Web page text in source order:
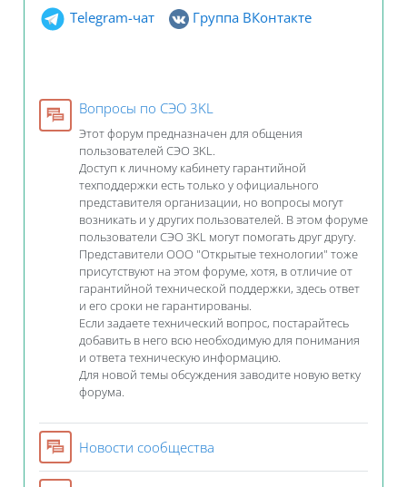
Telegram-чат Группа ВКонтакте
Вопросы по СЭО 3KL
Этот форум предназначен для общения
пользователей СЭО 3KL.
Доступ к личному кабинету гарантийной
техподдержки есть только у официального
представителя организации, но вопросы могут
возникать и у других пользователей. В этом форуме
пользователи СЭО 3KL могут помогать друг другу.
Представители ООО "Открытые технологии" тоже
присутствуют на этом форуме, хотя, в отличие от
гарантийной технической поддержки, здесь ответ
и его сроки не гарантированы.
Если задаете технический вопрос, постарайтесь
добавить в него всю необходимую для понимания
и ответа техническую информацию.
Для новой темы обсуждения заводите новую ветку
форума.
Новости сообщества